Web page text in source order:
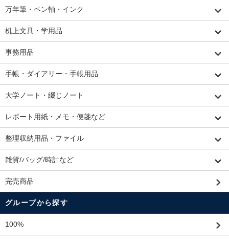
万年筆・ペン軸・インク
机上文具・学用品
事務用品
手帳・ダイアリー・手帳用品
大学ノート・綴じノート
レポート用紙・メモ・便箋など
整理収納用品・ファイル
雑貨/バッグ/時計など
完売商品
グループから探す
100%